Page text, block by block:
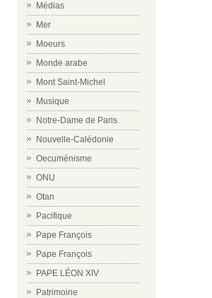
Médias
Mer
Moeurs
Monde arabe
Mont Saint-Michel
Musique
Notre-Dame de Paris
Nouvelle-Calédonie
Oecuménisme
ONU
Otan
Pacifique
Pape François
Pape François
PAPE LÉON XIV
Patrimoine